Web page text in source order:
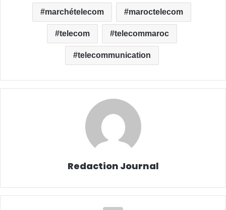
marchételecom maroctelecom
telecom telecommaroc
telecommunication
Redaction Journal